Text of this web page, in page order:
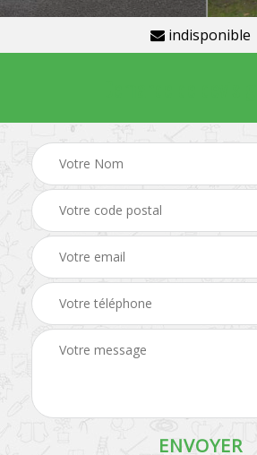
indisponible